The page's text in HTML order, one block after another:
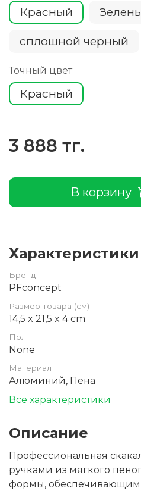
Красный
сплошной черный
Точный цвет
Красный
3 888 тг.
В корзину
Характеристики
Бренд
PFconcept
Размер товара (см)
14,5 x 21,5 x 4 cm
Пол
None
Материал
Алюминий, Пена
Все характеристики
Описание
Профессиональная
ручками из мягкого
формы,